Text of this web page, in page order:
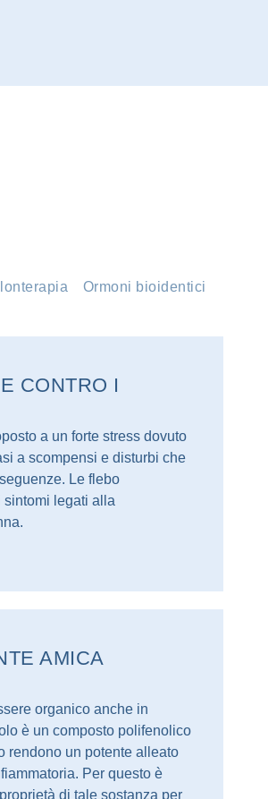
Ormoni bioidentici
CONTRO I
a un forte stress dovuto
a scompensi e disturbi che
Le flebo
sintomi legati alla
AMICA
organico anche in
è un composto polifenolico
rendono un potente alleato
Per questo è
di tale sostanza per